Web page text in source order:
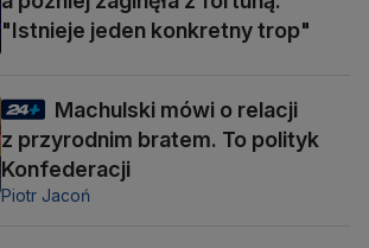
"Istnieje jeden konkretny trop"
Machulski mówi o relacji
z przyrodnim bratem. To polityk
Konfederacji
Piotr Jacoń